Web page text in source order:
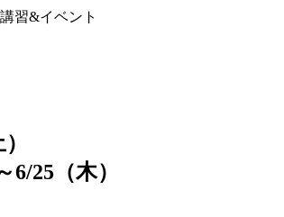
習&イベント
25（木）